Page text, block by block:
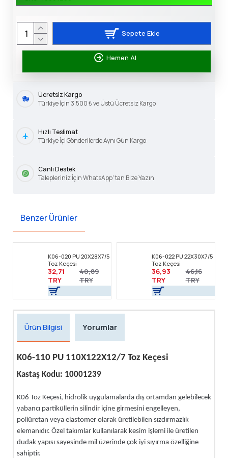
Sepete Ekle
Hemen Al
Ücretsiz Kargo
Türkiye İçin 3.500 ₺ ve Üstü Ücretsiz Kargo
Hızlı Teslimat
Türkiye İçi Gönderilerde Aynı Gün Kargo
Canlı Destek
Talepleriniz İçin WhatsApp' tan Bize Yazın
Benzer Ürünler
K06-020 PU 20X28X7/5
Toz Keçesi
32,71
TRY
40,89
TRY
K06-022 PU 22X30X7/5
Toz Keçesi
36,93
TRY
46,16
TRY
Ürün Bilgisi Yorumlar
K06-110 PU 110X122X12/7 Toz Keçesi
Kastaş Kodu: 10001239
K06 Toz Keçesi, hidrolik uygulamalarda dış ortamdan gelebilecek
yabancı partiküllerin silindir içine girmesini engelleyen,
poliüretan veya elastomer olarak üretilebilen sızdırmazlık
elemanıdır. Özel takımlar kullanılarak kesim işlemi ile üretilen
dudak yapısı sayesinde mil üzerinde çok iyi sıyırma özelliğine
sahiptir.